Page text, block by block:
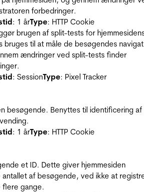
forbedringer.
: 1 årType: HTTP Cookie
brugen af split-tests for
bruges til at måle de besøgendes
ændringer ved split-tests finder
: SessionType: Pixel Tracker
besøgende. Benyttes til identificering af
: 1 årType: HTTP Cookie
et ID. Dette giver hjemmesiden
antallet af besøgende, ved ikke at
flere gange.